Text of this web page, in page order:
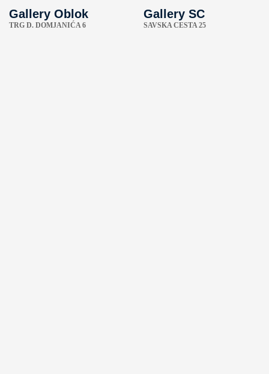
Gallery Oblok
TRG D. DOMJANIĆA 6
Gallery SC
SAVSKA CESTA 25